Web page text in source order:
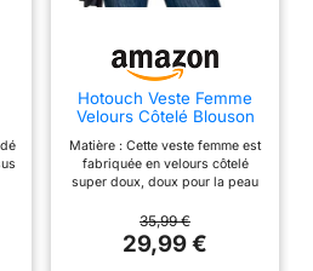
Hotouch Veste Femme
Velours Côtelé Blouson
Décontracté Courte
Veste Chic Button Down
Jacket Noir M
Matière : Cette veste femme est
fabriquée en velours côtelé
super doux, doux pour la peau
et confortable à porter, et
convient au printemps, à
l'automne et à l'hiver.
35,99 €
29,99 €